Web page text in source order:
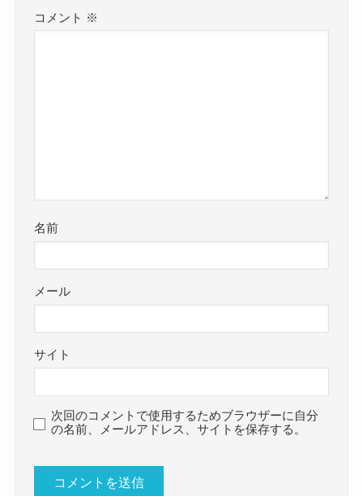
コメント ※
名前
メール
サイト
次回のコメントで使用するためブラウザーに自分
の名前、メールアドレス、サイトを保存する。